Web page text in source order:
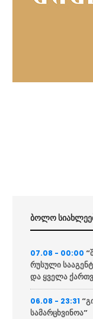
ბოლო
07.08 - 00:00
რუსული
და ყველა
06.08 - 23:31
სამარცხვინოა”